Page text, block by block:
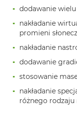
G
w
i
e
z
n
s
z
a
r
dodawanie
nakładanie
promieni
nakładanie
dodawanie
stosowanie
nakładanie
różnego rodzaju